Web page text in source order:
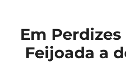
Em
Feijoada a